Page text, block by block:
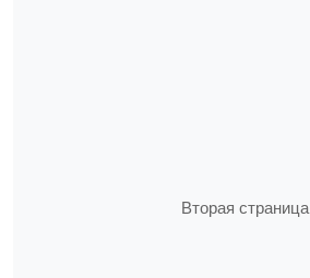
Вторая страница